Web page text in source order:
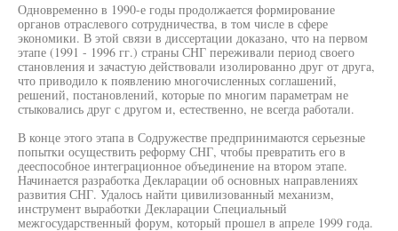
Одновременно в 1990-е годы продолжается формирование
органов отраслевого сотрудничества, в том числе в сфере
экономики. В этой связи в диссертации доказано, что на первом
этапе (1991 - 1996 гг.) страны СНГ переживали период своего
становления и зачастую действовали изолированно друг от друга,
что приводило к появлению многочисленных соглашений,
решений, постановлений, которые по многим параметрам не
стыковались друг с другом и, естественно, не всегда работали.
В конце этого этапа в Содружестве предпринимаются серьезные
попытки осуществить реформу СНГ, чтобы превратить его в
дееспособное интеграционное объединение на втором этапе.
Начинается разработка Декларации об основных направлениях
развития СНГ. Удалось найти цивилизованный механизм,
инструмент выработки Декларации Специальный
межгосударственный форум, который прошел в апреле 1999 года.